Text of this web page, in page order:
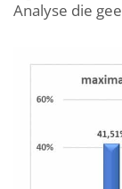
Analyse die